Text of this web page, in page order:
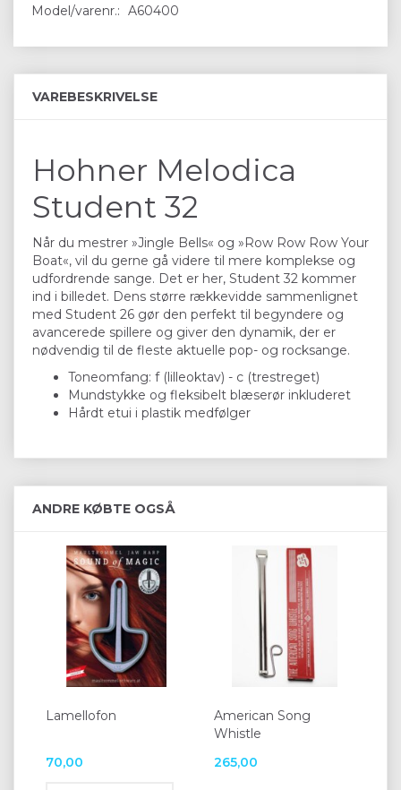
Model/varenr.: A60400
VAREBESKRIVELSE
Hohner Melodica
Student 32
Når du mestrer »Jingle Bells« og »Row Row Row Your
Boat«, vil du gerne gå videre til mere komplekse og
udfordrende sange. Det er her, Student 32 kommer
ind i billedet. Dens større rækkevidde sammenlignet
med Student 26 gør den perfekt til begyndere og
avancerede spillere og giver den dynamik, der er
nødvendig til de fleste aktuelle pop- og rocksange.
Toneomfang: f (lilleoktav) - c (trestreget)
Mundstykke og fleksibelt blæserør inkluderet
Hårdt etui i plastik medfølger
ANDRE KØBTE OGSÅ
Lamellofon
70,00
American Song
Whistle
265,00